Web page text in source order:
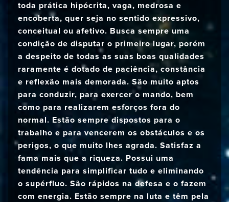
toda prática hipócrita, vaga, medrosa e
encoberta, quer seja no sentido expressivo,
conceitual ou afetivo. Busca sempre uma
condição de disputar o primeiro lugar, porém
a despeito de todas as suas boas qualidades
raramente é dotado de paciência, constância
e reflexão mais demorada. São muito aptos
para conduzir, para exercer o mando, bem
como para realizarem esforços fora do
normal. Estão sempre dispostos para o
trabalho e para vencerem os obstáculos e os
perigos, o que muito lhes agrada. Satisfaz a
fama mais que a riqueza. Possui uma
tendência para simplificar tudo e eliminando
o supérfluo. São rápidos na defesa e o fazem
com energia. Estão sempre na luta e têm pela